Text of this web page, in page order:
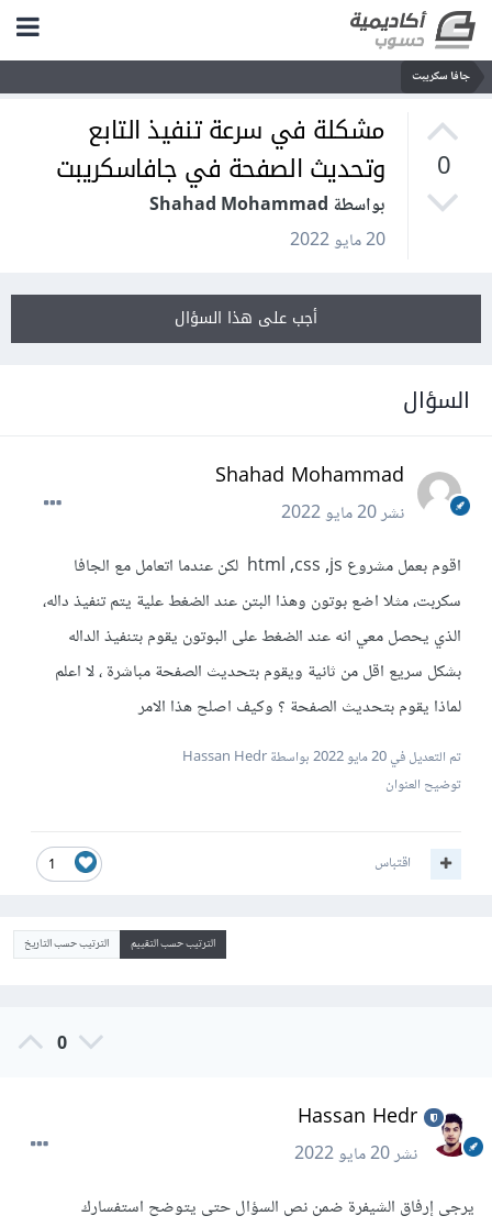
جافا سكريبت
0
مشكلة في سرعة تنفيذ التابع
وتحديث الصفحة في جافاسكريبت
بواسطة Shahad Mohammad
20 مايو 2022
أجب على هذا السؤال
السؤال
Shahad Mohammad
نشر20 مايو 2022
اقوم بعمل مشروع html ,css ,js لكن عندما اتعامل مع الجافا
سكربت، مثلا اضع بوتون وهذا البتن عند الضغط علية يتم تنفيذ داله،
الذي يحصل معي انه عند الضغط على البوتون يقوم بتنفيذ الداله
بشكل سريع اقل من ثانية ويقوم بتحديث الصفحة مباشرة ، لا اعلم
لماذا يقوم بتحديث الصفحة ؟ وكيف اصلح هذا الامر
تم التعديل في20 مايو 2022
بواسطة Hassan Hedr
توضيح العنوان
1 اقتباس
الترتيب حسب التقييم الترتيب حسب التاريخ
0
Hassan Hedr
نشر20 مايو 2022
يرجى إرفاق الشيفرة ضمن نص السؤال حتى يتوضح استفسارك